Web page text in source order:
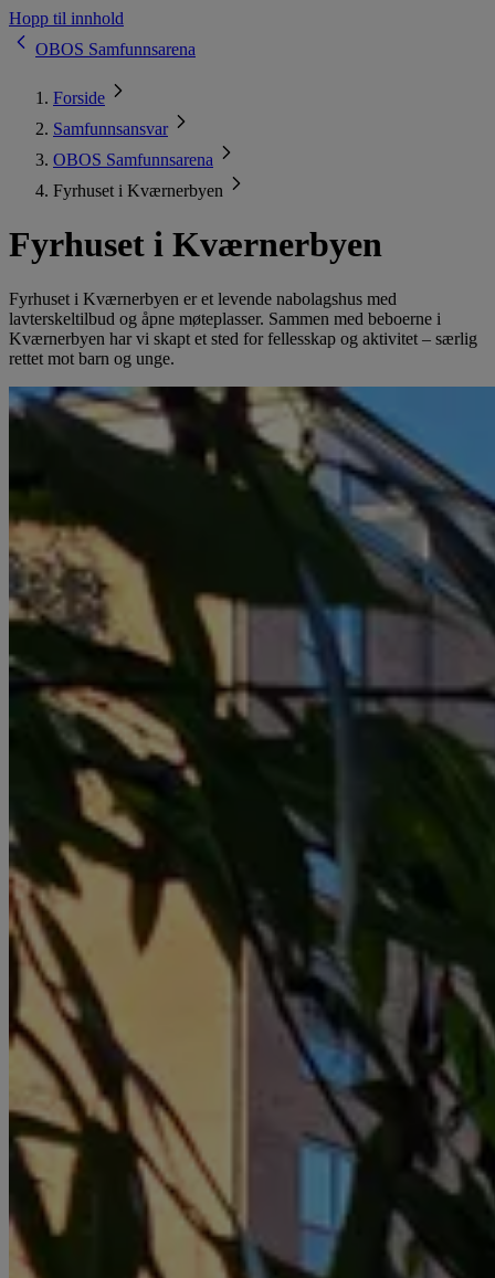
Hopp til innhold
OBOS Samfunnsarena
Forside
Samfunnsansvar
OBOS Samfunnsarena
Fyrhuset i Kværnerbyen
Fyrhuset i Kværnerbyen
Fyrhuset i Kværnerbyen er et levende nabolagshus med
lavterskeltilbud og åpne møteplasser. Sammen med beboerne i
Kværnerbyen har vi skapt et sted for fellesskap og aktivitet – særlig
rettet mot barn og unge.